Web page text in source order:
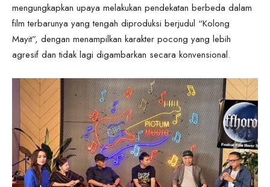
mengungkapkan upaya melakukan pendekatan berbeda dalam
film terbarunya yang tengah diproduksi berjudul “Kolong
Mayit”, dengan menampilkan karakter pocong yang lebih
agresif dan tidak lagi digambarkan secara konvensional.